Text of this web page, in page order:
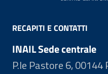
RECAPITI E CONTATTI
INAIL Sede centrale
P.le Pastore 6, 00144